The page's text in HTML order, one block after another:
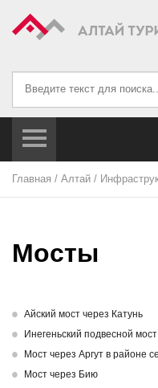
Искать...
Главная / Алтай /
Мосты
Айский мост через Катунь
Инегеньский подвесной
Мост через Аргут в районе
Мост через Бию